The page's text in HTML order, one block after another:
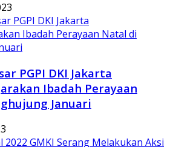
PGPI DKI Jakarta
Ibadah Perayaan
Januari